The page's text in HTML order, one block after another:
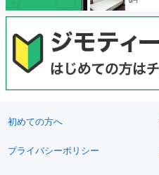
初めての方へ
プライバシーポリシー